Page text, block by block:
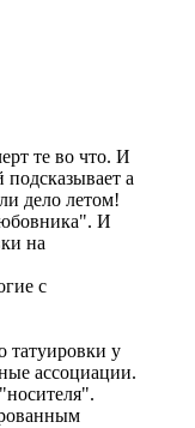
те во что. И
подсказывает а
дело летом!
И
на
с
татуировки у
ассоциации.